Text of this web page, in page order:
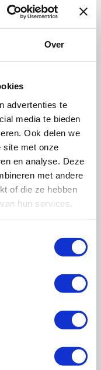
Over
advertenties te
media te bieden
Ook delen we
site met onze
en analyse. Deze
met andere
of die ze hebben
hun services.